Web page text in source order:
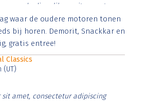
diam libero vitae erat.
et justo cursus id rutrum lorem
vitae risus tristique posuere.
waar de oudere motoren tonen
bij horen. Demorit, Snackkar en
gratis entree!
Classics
(UT)
amet, consectetur adipiscing